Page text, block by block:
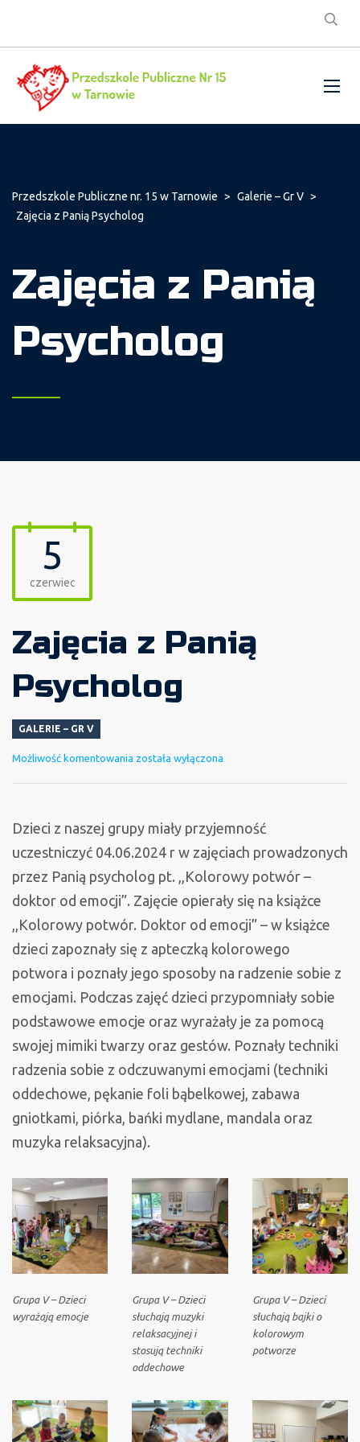
Przedszkole Publiczne nr. 15 w Tarnowie > Galerie – Gr V >
Zajęcia z Panią Psycholog
Zajęcia z Panią
Psycholog
5
czerwiec
Zajęcia z Panią
Psycholog
GALERIE – GR V
Możliwość komentowania Zajęcia
Psycholog
została wyłączona
Dzieci z naszej grupy miały przyjemność
uczestniczyć 04.06.2024 r w zajęciach prowadzonych
przez Panią psycholog pt. ,,Kolorowy potwór –
doktor od emocji”. Zajęcie opierały się na książce
,,Kolorowy potwór. Doktor od emocji” – w książce
dzieci zapoznały się z apteczką kolorowego
potwora i poznały jego sposoby na radzenie sobie z
emocjami. Podczas zajęć dzieci przypomniały sobie
podstawowe emocje oraz wyrażały je za pomocą
swojej mimiki twarzy oraz gestów. Poznały techniki
radzenia sobie z odczuwanymi emocjami (techniki
oddechowe, pękanie foli bąbelkowej, zabawa
gniotkami, piórka, bańki mydlane, mandala oraz
muzyka relaksacyjna).
Grupa V – Dzieci
wyrażają emocje
Grupa V – Dzieci
słuchają muzyki
relaksacyjnej i
stosują techniki
oddechowe
Grupa V – Dzieci
słuchają bajki o
kolorowym
potworze